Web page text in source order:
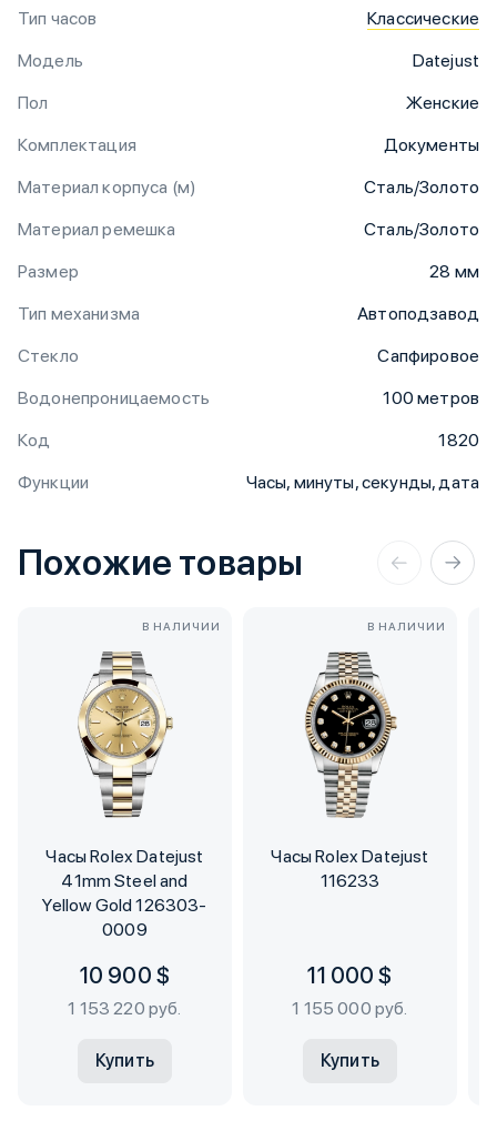
Тип часов
Классические
Модель
Datejust
Пол
Женские
Комплектация
Документы
Материал корпуса (м)
Сталь/Золото
Материал ремешка
Сталь/Золото
Размер
28 мм
Тип механизма
Автоподзавод
Стекло
Сапфировое
Водонепроницаемость
100 метров
Код
1820
Функции
Часы, минуты, секунды, дата
Похожие товары
В НАЛИЧИИ
Часы Rolex Datejust
41mm Steel and
Yellow Gold 126303-
0009
10 900 $
1 153 220 руб.
Купить
В НАЛИЧИИ
Часы Rolex Datejust
116233
11 000 $
1 155 000 руб.
Купить